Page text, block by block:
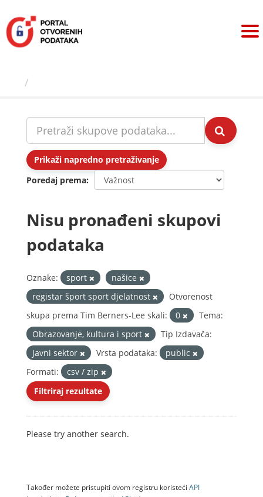
sadržaj
Prikaži napredno pretraživanje
Poredaj prema
Nisu pronađeni skupovi
podataka
Oznake: sport
našice
registar šport sport djelatnost
Otvorenost
skupa prema Tim Berners-Lee skali:
0
Tema:
Obrazovanje, kultura i sport
Tip Izdavača:
Javni sektor
Vrsta podataka:
public
Formati:
csv / zip
Filtriraj rezultate
Please try another search.
Također možete pristupiti ovom registru koristeći API